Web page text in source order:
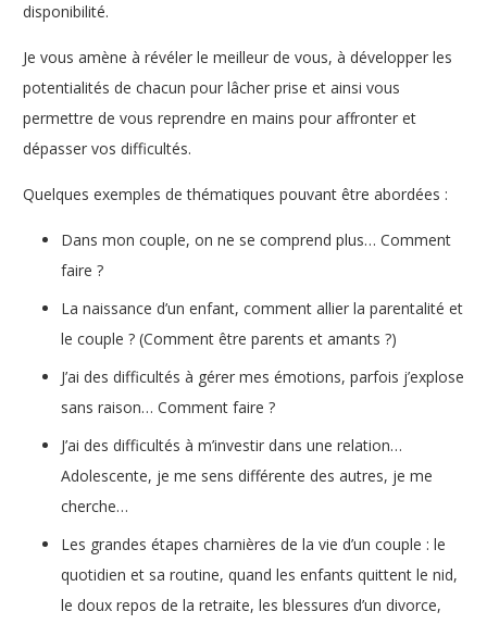
disponibilité.
Je vous amène à révéler le meilleur de vous, à développer les
potentialités de chacun pour lâcher prise et ainsi vous
permettre de vous reprendre en mains pour affronter et
dépasser vos difficultés.
Quelques exemples de thématiques pouvant être abordées :
Dans mon couple, on ne se comprend plus… Comment
faire ?
La naissance d’un enfant, comment allier la parentalité et
le couple ? (Comment être parents et amants ?)
J’ai des difficultés à gérer mes émotions, parfois j’explose
sans raison… Comment faire ?
J’ai des difficultés à m’investir dans une relation…
Adolescente, je me sens différente des autres, je me
cherche…
Les grandes étapes charnières de la vie d’un couple : le
quotidien et sa routine, quand les enfants quittent le nid,
le doux repos de la retraite, les blessures d’un divorce,